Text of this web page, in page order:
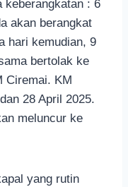
keberangkatan : 6
akan berangkat
hari kemudian, 9
bertolak ke
Ciremai. KM
28 April 2025.
meluncur ke
yang rutin